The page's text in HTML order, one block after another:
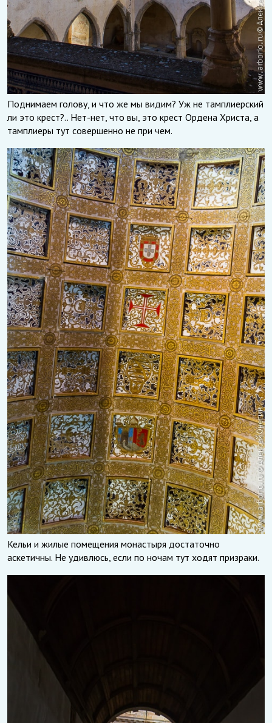
Поднимаем голову, и что же мы видим? Уж не тамплиерский
ли это крест?.. Нет-нет, что вы, это крест Ордена Христа, а
тамплиеры тут совершенно не при чем.
Кельи и жилые помещения монастыря достаточно
аскетичны. Не удивлюсь, если по ночам тут ходят призраки.